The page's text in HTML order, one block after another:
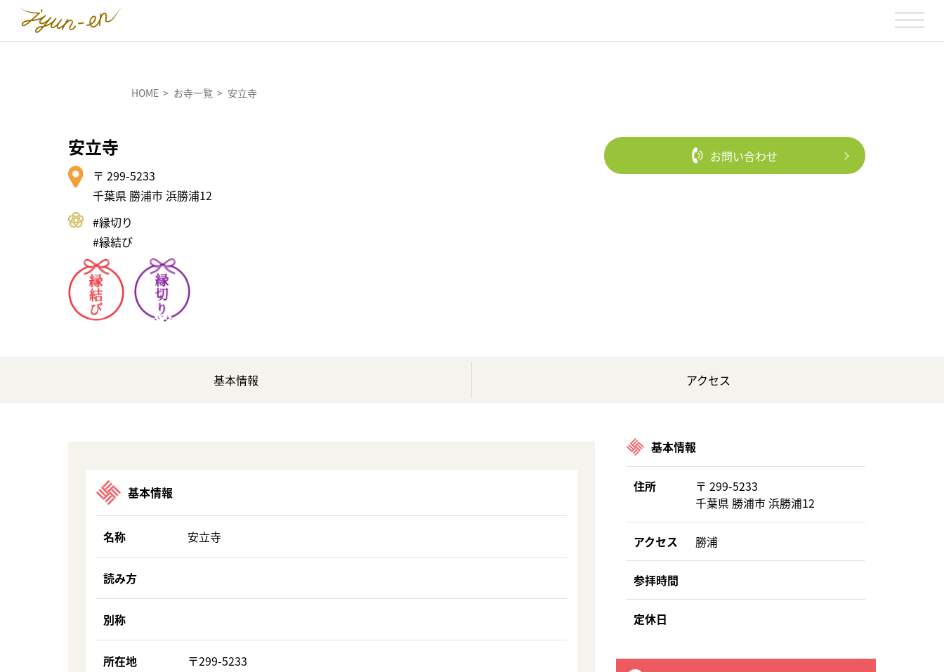
HOME お寺一覧 安立寺
安立寺
〒 299-5233
千葉県 勝浦市 浜勝浦12
#縁切り
#縁結び
お問い合わせ
基本情報 アクセス
基本情報
名称 安立寺
読み方
別称
所在地
〒299-5233
基本情報
住所
〒 299-5233
千葉県 勝浦市 浜勝浦12
アクセス 勝浦
参拝時間
定休日